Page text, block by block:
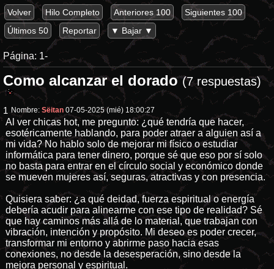
Volver Hilo Completo Anteriores 100
Siguientes 100
Últimos 50
Reportar ▼ Bajar ▼
Página: 1-
Como alcanzar el dorado(7 respuestas)
1 Nombre:Sëitan 07-05-2025 (mié) 18:00:27
Al ver chicas hot, me pregunto: ¿qué tendría que hacer,
esotéricamente hablando, para poder atraer a alguien así a
mi vida? No hablo solo de mejorar mi físico o estudiar
informática para tener dinero, porque sé que eso por sí solo
no basta para entrar en el círculo social y económico donde
se mueven mujeres así, seguras, atractivas y con presencia.
Quisiera saber: ¿a qué deidad, fuerza espiritual o energía
debería acudir para alinearme con ese tipo de realidad? Sé
que hay caminos más allá de lo material, que trabajan con
vibración, intención y propósito. Mi deseo es poder crecer,
transformar mi entorno y abrirme paso hacia esas
conexiones, no desde la desesperación, sino desde la
mejora personal y espiritual.